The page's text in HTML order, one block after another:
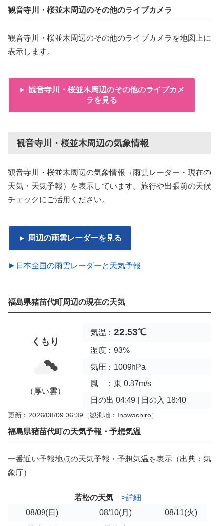
観音寺川・桜並木周辺のその他のライブカメラ
観音寺川・桜並木周辺のその他のライブカメラを地図上に
表示します。
► 観音寺川・桜並木周辺のその他のライブカメ
ラを見る
観音寺川・桜並木周辺の気象情報
観音寺川・桜並木周辺の気象情報（雨雲レーダー・現在の
天気・天気予報）を表示しています。旅行や出張前の天候
チェックにご活用ください。
► 周辺の雨雲レーダーを見る
►日本全国の雨雲レーダーと天気予報
福島県猪苗代町周辺の現在の天気
くもり
（厚い雲）
気温： 22.53℃
湿度：93%
気圧：1009hPa
風 ：東 0.87m/s
日の出 04:49 | 日の入 18:40
更新：2026/08/09 06:39 （観測地：Inawashiro）
福島県猪苗代町の天気予報・予想気温
一番近い予報地点の天気予報・予想気温を表示（出典：気
象庁）
若松の天気
>詳細
08/09(日) 08/10(月) 08/11(火)